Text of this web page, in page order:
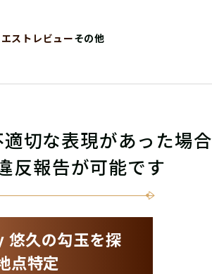
ストレビューその他
切な表現があった場合
反報告が可能です
久の勾玉を探
点特定